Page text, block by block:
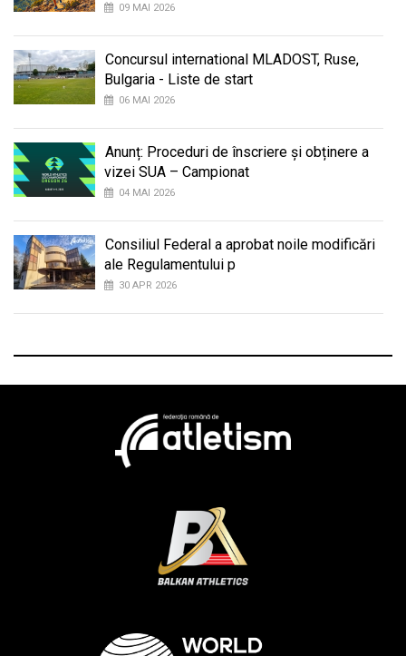
09 MAI 2026
Concursul international MLADOST, Ruse,
Bulgaria - Liste de start
06 MAI 2026
Anunț: Proceduri de înscriere și obținere a
vizei SUA – Campionat
04 MAI 2026
Consiliul Federal a aprobat noile modificări
ale Regulamentului p
30 APR 2026